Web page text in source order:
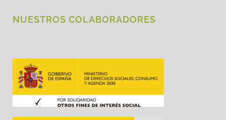
NUESTROS COLABORADORES